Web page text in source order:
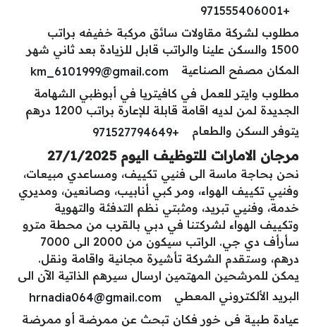
+971555406001
مطلوب لشركة مقاولات سائق مركبة خفيفه براتب
1500 والسكن علينا والراتب قابل للزيادة بعد ثاني شهر
المكان مصفح الصناعية
km_6101999@gmail.com
مطلوب وايتر للعمل في كافيتريا في أبوظبي الشهامة
الجديدة لمن لديه اقامة قابلة للإعارة براتب 1200 درهم
يتوفر السكن والطعام
+971527794649
مرجان الامارات للتوظيف اليوم 27/1/2025
نحن بحاجة ماسة الى فنيي تكييف، ومساعدي مبيعات،
وفنيي تكييف الهواء، ومر كبي أنابيب، وصانعين، ومديري
خدمة، وفنيي تبريد، ومثبتي نظم التدفئة والتهوية
وتكييف الهواء لشركتنا في دبي بالقرب من محطة مترو
سأرأف دي جي. الراتب سيكون من 2000 الى 7000
درهم، وستقدم الشركة تأشيرة مجانية واقامة ونقل.
يمكن للمرشحين المهتمين ارسال سيرهم الذاتية الآن الى
البريد الألكتروني المعطي
hrnadia064@gmail.com
عيادة طبية في خور فكان تبحث عن ممرضة أو ممرضة